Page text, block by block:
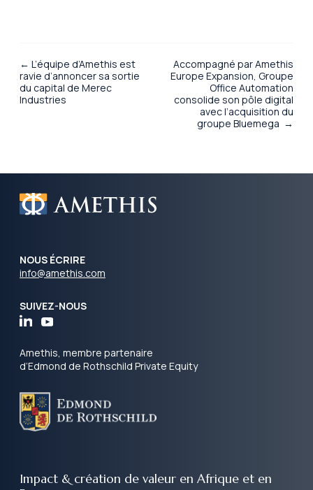
← L’équipe d’Amethis est
ravie d’annoncer sa sortie
du capital de Merec
Industries
Accompagné par Amethis
Europe Expansion, Groupe
Office Automation
consolide son pôle digital
avec l’acquisition du
groupe Bluemega →
NOUS ÉCRIRE
info@amethis.com
SUIVEZ-NOUS
Amethis, membre partenaire
d’Edmond de Rothschild Private Equity
Impact & création de valeur en Afrique et en